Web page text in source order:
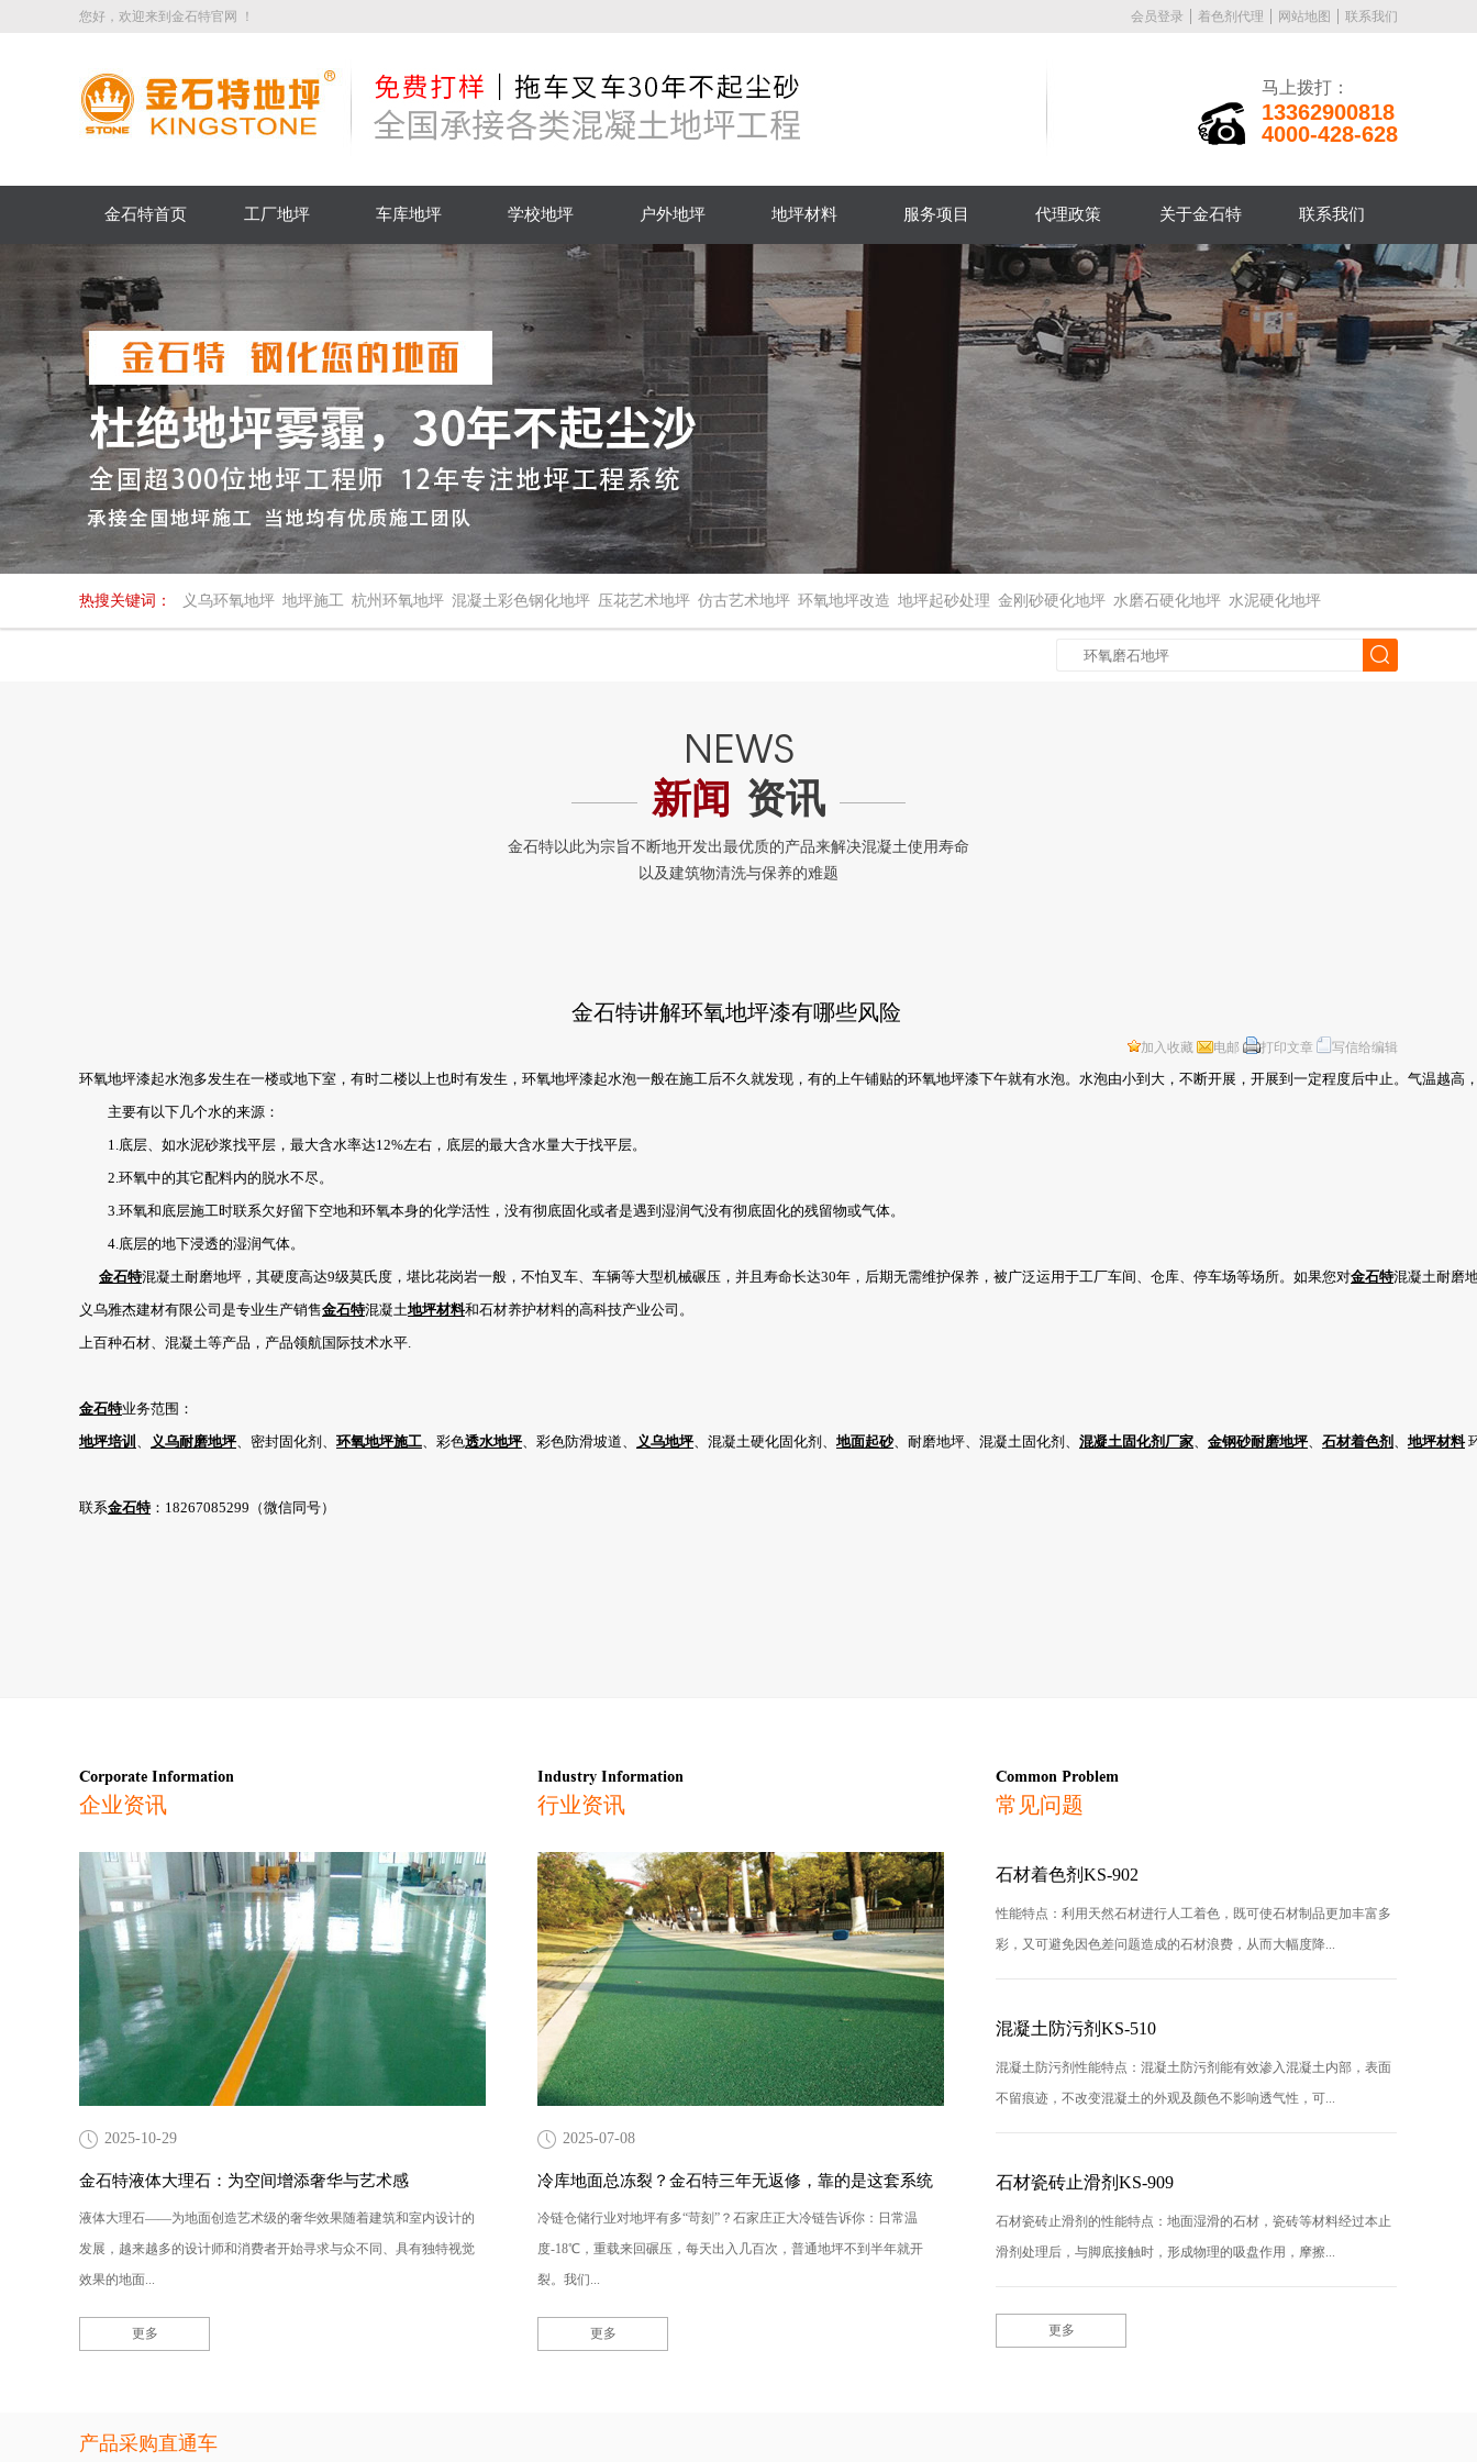
您好，欢迎来到金石特官网 ！ 会员登录 着色剂代理 网站地图 联系我们
马上拨打：
13362900818
4000-428-628
金石特首页 工厂地坪 车库地坪 学校地坪 户外地坪 地坪材料 服务项目 代理政策 关于金石特 联系我们
热搜关键词： 义乌环氧地坪 地坪施工 杭州环氧地坪 混凝土彩色钢化地坪 压花艺术地坪 仿古艺术地坪 环氧地坪改造 地坪起砂处理 金刚砂硬化地坪 水磨石硬化地坪 水泥硬化地坪
新闻 资讯
金石特讲解环氧地坪漆有哪些风险
加入收藏 电邮 打印文章 写信给编辑
环氧地坪漆起水泡多发生在一楼或地下室，有时二楼以上也时有发生，环氧地坪漆起水泡一般在施工后不久就发现，有的上午铺贴的环氧地坪漆下午就有水泡。水泡由小到大，不断开展，开展到一定程度后中止。气温
主要有以下几个水的来源：
1.底层、如水泥砂浆找平层，最大含水率达12%左右，底层的最大含水量大于找平层。
2.环氧中的其它配料内的脱水不尽。
3.环氧和底层施工时联系欠好留下空地和环氧本身的化学活性，没有彻底固化或者是遇到湿润气没有彻底固化的残留物或气体。
4.底层的地下浸透的湿润气体。
金石特混凝土耐磨地坪，其硬度高达9级莫氏度，堪比花岗岩一般，不怕叉车、车辆等大型机械碾压，并且寿命长达30年，后期无需维护保养，被广泛运用于工厂车间、仓库、停车场等场所。如果您对金石特混凝土耐磨
义乌雅杰建材有限公司是专业生产销售金石特混凝土地坪材料和石材养护材料的高科技产业公司。
上百种石材、混凝土等产品，产品领航国际技术水平.
金石特业务范围：
地坪培训 、 义乌耐磨地坪、密封固化剂、 环氧地坪施工、彩色透水地坪、彩色防滑坡道、 义乌地坪、混凝土硬化固化剂、 地面起砂、耐磨地坪、混凝土固化剂、 混凝土固化剂厂家、 金钢砂耐磨地坪、 石材着色剂 、 地坪材料
联系金石特：18267085299（微信同号）
Corporate Information
企业资讯
2025-10-29
金石特液体大理石：为空间增添奢华与艺术感
液体大理石——为地面创造艺术级的奢华效果随着建筑和室内设计的
发展，越来越多的设计师和消费者开始寻求与众不同、具有独特视觉
效果的地面...
更多
Industry Information
行业资讯
2025-07-08
冷库地面总冻裂？金石特三年无返修，靠的是这套系统
冷链仓储行业对地坪有多“苛刻”？石家庄正大冷链告诉你：日常温
度-18℃，重载来回碾压，每天出入几百次，普通地坪不到半年就开
裂。我们...
更多
Common Problem
常见问题
石材着色剂KS-902
性能特点：利用天然石材进行人工着色，既可使石材制品更加丰富多
彩，又可避免因色差问题造成的石材浪费，从而大幅度降...
混凝土防污剂KS-510
混凝土防污剂性能特点：混凝土防污剂能有效渗入混凝土内部，表面
不留痕迹，不改变混凝土的外观及颜色不影响透气性，可...
石材瓷砖止滑剂KS-909
石材瓷砖止滑剂的性能特点：地面湿滑的石材，瓷砖等材料经过本止
滑剂处理后，与脚底接触时，形成物理的吸盘作用，摩擦...
更多
产品采购直通车